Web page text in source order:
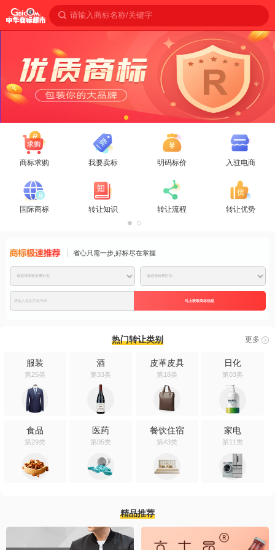
请输入商标名称/关键字
商标求购 我要卖标 明码标价 入驻电商
国际商标 转让知识 转让流程 转让优势
省心只需一步,好标尽在掌握
商标免费推
马上获取商标信息
更多
热门转让类别
服装
第25类
酒
第33类
皮革皮具
第18类
日化
第03类
食品
第29类
医药
第05类
餐饮住宿
第43类
家电
第11类
精品推荐